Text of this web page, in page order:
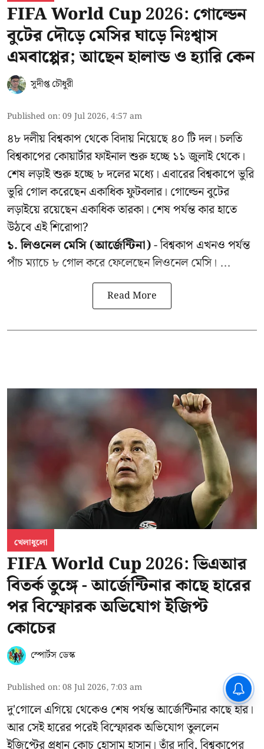
FIFA World Cup 2026: গোল্ডেন
বুটের দৌড়ে মেসির ঘাড়ে নিঃশ্বাস
এমবাপ্পের; আছেন হালান্ড ও হ্যারি কেন
সুদীপ্ত চৌধুরী
Published on:09 Jul 2026, 4:57 am
৪৮ দলীয় বিশ্বকাপ থেকে বিদায় নিয়েছে ৪০ টি দল। চলতি
বিশ্বকাপের কোয়ার্টার ফাইনাল শুরু হচ্ছে ১১ জুলাই থেকে।
শেষ লড়াই শুরু হচ্ছে ৮ দলের মধ্যে। এবারের বিশ্বকাপে ভুরি
ভুরি গোল করেছেন একাধিক ফুটবলার। গোল্ডেন বুটের
লড়াইয়ে রয়েছেন একাধিক তারকা। শেষ পর্যন্ত কার হাতে
উঠবে এই শিরোপা?
১. লিওনেল মেসি (আর্জেন্টিনা)- বিশ্বকাপ এখনও পর্যন্ত
পাঁচ ম্যাচে ৮ গোল করে ফেলেছেন লিওনেল মেসি। ...
Read More
খেলাধুলো
FIFA World Cup 2026: ভিএআর
বিতর্ক তুঙ্গে - আর্জেন্টিনার কাছে হারের
পর বিস্ফোরক অভিযোগ ইজিপ্ট
কোচের
স্পোর্টস ডেস্ক
Published on:08 Jul 2026, 7:03 am
দু'গোলে এগিয়ে থেকেও শেষ পর্যন্ত আর্জেন্টিনার কাছে হার।
আর সেই হারের পরেই বিস্ফোরক অভিযোগ তুললেন